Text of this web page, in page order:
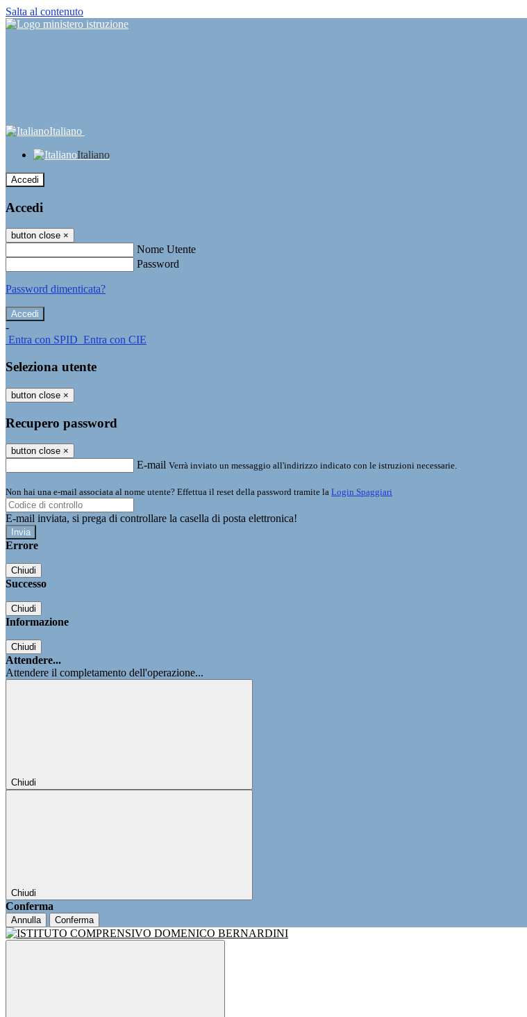
Salta al contenuto
Italiano
Italiano
Accedi
Accedi
button close ×
Nome Utente
Password
Password dimenticata?
-
Entra con SPID Entra con CIE
Seleziona utente
button close ×
Recupero password
button close ×
E-mail Verrà inviato un messaggio all'indirizzo indicato con le istruzioni necessarie.
Non hai una e-mail associata al nome utente? Effettua il reset della password tramite la Login Spaggiari
E-mail inviata, si prega di controllare la casella di posta elettronica!
Errore
Chiudi
Successo
Chiudi
Informazione
Chiudi
Attendere...
Attendere il completamento dell'operazione...
Chiudi
Chiudi
Conferma
Annulla Conferma